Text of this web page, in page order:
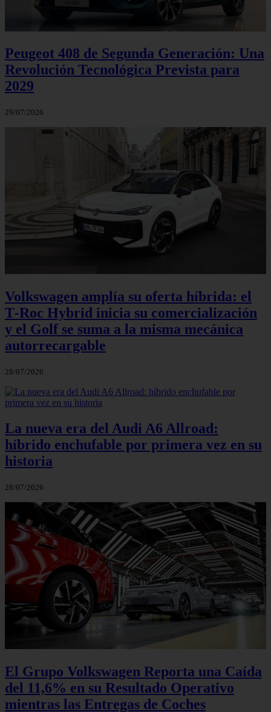
Peugeot 408 de Segunda Generación: Una
Revolución Tecnológica Prevista para
2029
29/07/2026
Volkswagen amplía su oferta híbrida: el
T‑Roc Hybrid inicia su comercialización
y el Golf se suma a la misma mecánica
autorrecargable
28/07/2026
La nueva era del Audi A6 Allroad:
híbrido enchufable por primera vez en su
historia
28/07/2026
El Grupo Volkswagen Reporta una Caída
del 11,6% en su Resultado Operativo
mientras las Entregas de Coches